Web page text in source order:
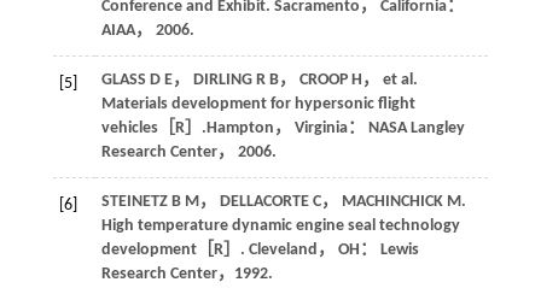
Conference and Exhibit. Sacramento， California：
AIAA， 2006.
[5] GLASS D E， DIRLING R B， CROOP H ， et al .
Materials development for hypersonic flight
vehicles［R］.Hampton， Virginia： NASA Langley
Research Center， 2006.
[6] STEINETZ B M ， DELLACORTE C， MACHINCHICK M .
High temperature dynamic engine seal technology
development［R］. Cleveland， OH： Lewis
Research Center， 1992.